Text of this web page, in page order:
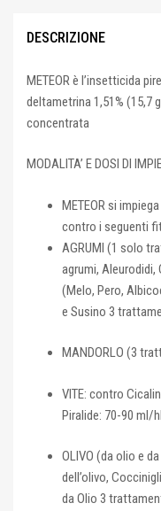
DESCRIZIONE
METEOR è l’insetticida
deltametrina 1,51%
concentrata
MODALITA’ E DOSI DI
METEOR si
contro i seguenti
AGRUMI (1 solo
agrumi, Aleurodidi,
(Melo, Pero,
e Susino 3
MANDORLO (3
VITE: contro
Piralide: 70-90 ml/
OLIVO (da olio e
dell’olivo,
da Olio 3